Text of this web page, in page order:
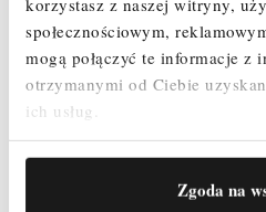
społecznościowym,
mogą połączyć te informacje z
otrzymanymi od Ciebie
ich usług.
Zgoda na